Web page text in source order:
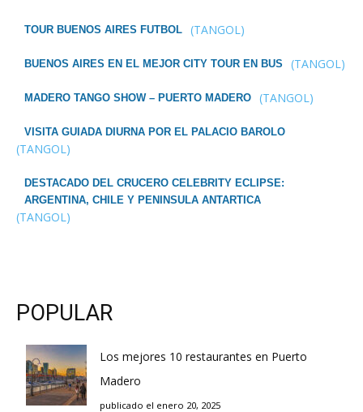
TOUR BUENOS AIRES FUTBOL (TANGOL)
BUENOS AIRES EN EL MEJOR CITY TOUR EN BUS (TANGOL)
MADERO TANGO SHOW – PUERTO MADERO (TANGOL)
VISITA GUIADA DIURNA POR EL PALACIO BAROLO
(TANGOL)
DESTACADO DEL CRUCERO CELEBRITY ECLIPSE:
ARGENTINA, CHILE Y PENINSULA ANTARTICA
(TANGOL)
POPULAR
Los mejores 10 restaurantes en Puerto
Madero
publicado el enero 20, 2025